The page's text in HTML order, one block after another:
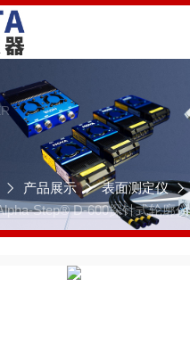
产品展示 表面测定仪
Step® D-600探针式轮廓仪